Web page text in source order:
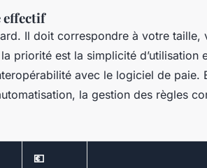
effectif
Il doit correspondre à votre taille,
priorité est la simplicité d’utilisation
avec le logiciel de paie.
la gestion des règles
💶